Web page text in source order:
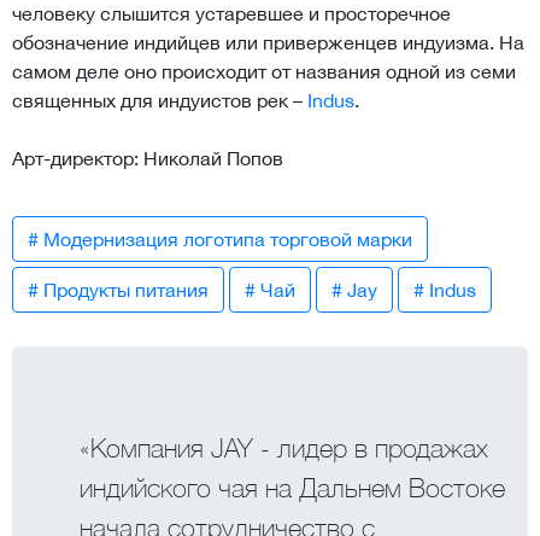
человеку слышится устаревшее и просторечное
обозначение индийцев или приверженцев индуизма. На
самом деле оно происходит от названия одной из семи
священных для индуистов рек – Indus.
Арт-директор: Николай Попов
# Модернизация логотипа торговой марки
# Продукты питания # Чай # Jay # Indus
«Компания JAY - лидер в продажах
индийского чая на Дальнем Востоке
начала сотрудничество с